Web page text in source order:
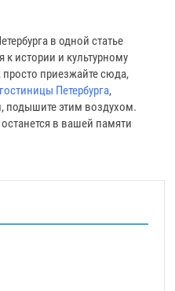
в одной статье
истории и культурному
приезжайте сюда,
Петербурга,
подышите этим воздухом.
в вашей памяти